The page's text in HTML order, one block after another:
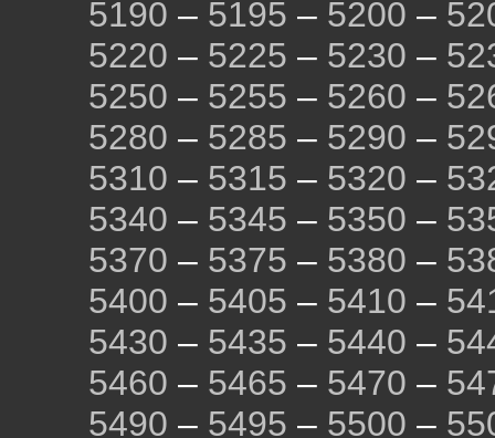
5190 – 5195 – 5200 –
5220 – 5225 – 5230 –
5250 – 5255 – 5260 –
5280 – 5285 – 5290 –
5310 – 5315 – 5320 –
5340 – 5345 – 5350 –
5370 – 5375 – 5380 –
5400 – 5405 – 5410 –
5430 – 5435 – 5440 –
5460 – 5465 – 5470 –
5490 – 5495 – 5500 –